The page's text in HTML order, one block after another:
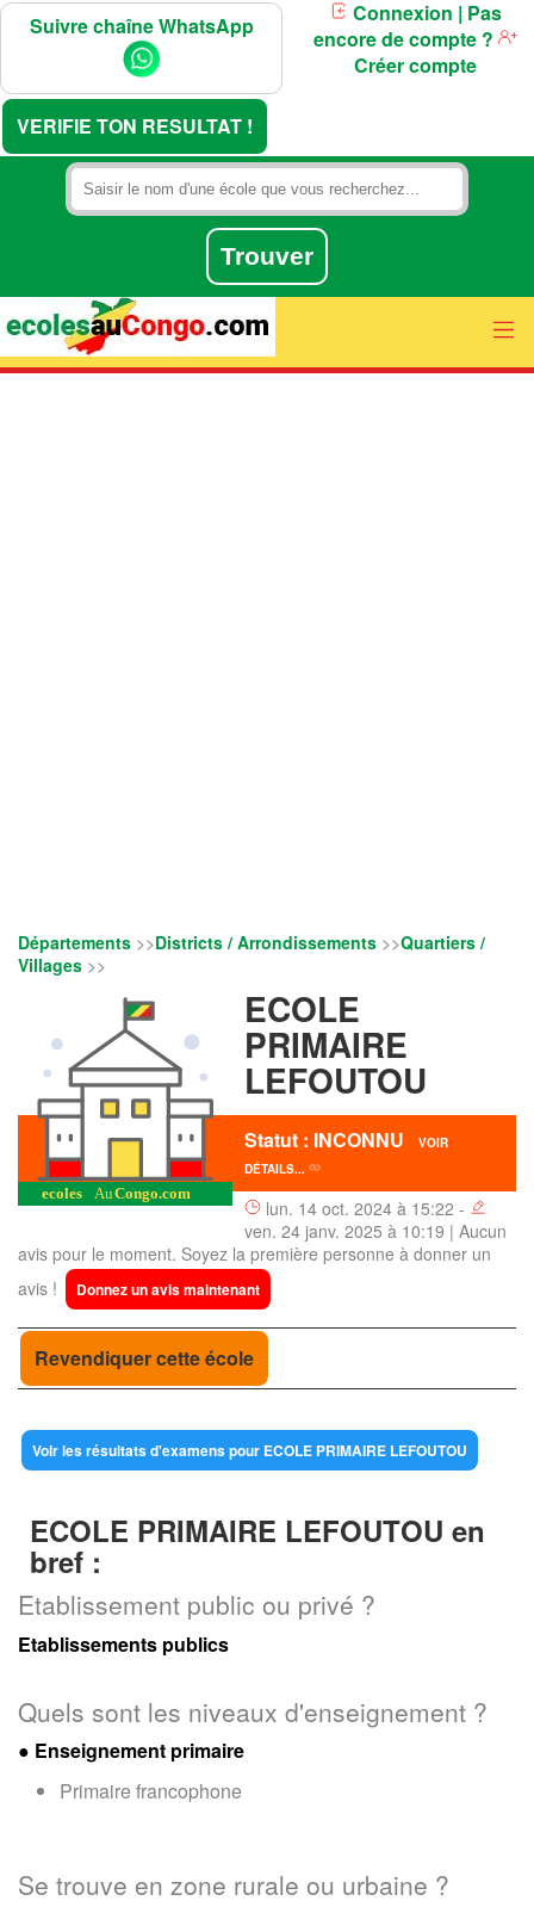
Suivre chaîne WhatsApp
VERIFIE TON RESULTAT !
Connexion | Pas
encore de compte ?
Créer compte
Départements >>Districts / Arrondissements >>Quartiers /
Villages >>
ECOLE
PRIMAIRE
LEFOUTOU
Statut : INCONNU
VOIR
DÉTAILS...
lun. 14 oct. 2024 à 15:22 -
ven. 24 janv. 2025 à 10:19 | Aucun
avis pour le moment. Soyez la première personne à donner un
avis !
Donnez un avis maintenant
Revendiquer cette école
Voir les résultats d'examens pour ECOLE PRIMAIRE LEFOUTOU
ECOLE PRIMAIRE LEFOUTOU en
bref :
Etablissement public ou privé ?
Etablissements publics
Quels sont les niveaux d'enseignement ?
● Enseignement primaire
Primaire francophone
Se trouve en zone rurale ou urbaine ?